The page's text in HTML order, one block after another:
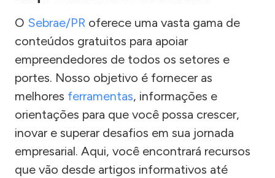
O Sebrae/PR oferece uma vasta gama de
conteúdos gratuitos para apoiar
empreendedores de todos os setores e
portes. Nosso objetivo é fornecer as
melhores ferramentas, informações e
orientações para que você possa crescer,
inovar e superar desafios em sua jornada
empresarial. Aqui, você encontrará recursos
que vão desde artigos informativos até